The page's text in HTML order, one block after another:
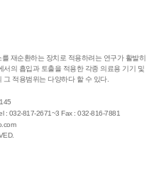
재순환하는 장치로 적용하려는 연구가 활발히
의 흡입과 토출을 적용한 각종 의료용 기기 및
적용범위는 다양하다 할 수 있다.
: 032-817-2671~3 Fax : 032-816-7881